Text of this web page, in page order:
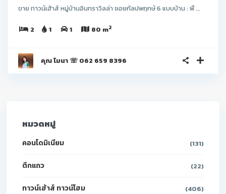
ขาย ทาวน์เฮ้าส์ หมู่บ้านอินทราวิลล่า ซอยกัลปพฤกษ์ 6 แบบบ้าน : พื ...
2 1 1 80 m2
คุณ โมนา ☏ 062 659 8396
หมวดหมู่
คอนโดมิเนียม (131)
ตึกแถว (22)
ทาวน์เฮ้าส์ ทาวน์โฮม (406)